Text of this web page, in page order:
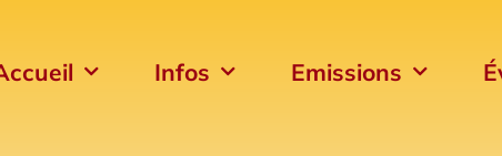
Infos Emissions